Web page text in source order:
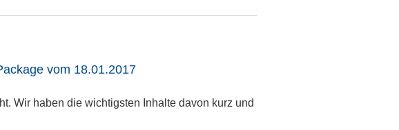
vom 18.01.2017
Wir haben die wichtigsten Inhalte davon kurz und